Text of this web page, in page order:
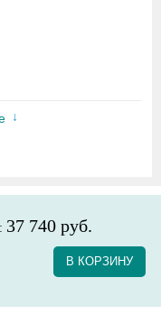
37 740 руб.
В КОРЗИНУ